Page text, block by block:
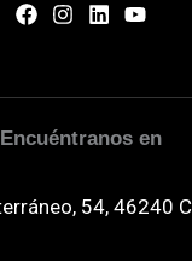
Encuéntranos en
54, 46240